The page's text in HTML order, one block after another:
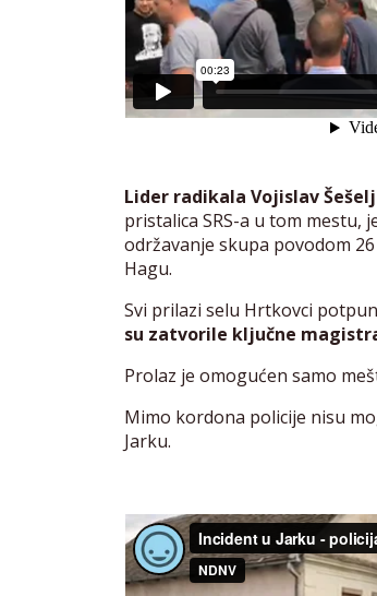
Lider radikala Vojislav
pristalica SRS-a u tom mestu,
održavanje skupa povodom
Hagu.
Svi prilazi selu Hrtkovci
su zatvorile ključne
Prolaz je omogućen samo
Mimo kordona policije nisu
Jarku.